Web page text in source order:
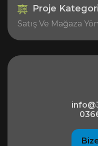
Proje
Satış Ve Mağaza